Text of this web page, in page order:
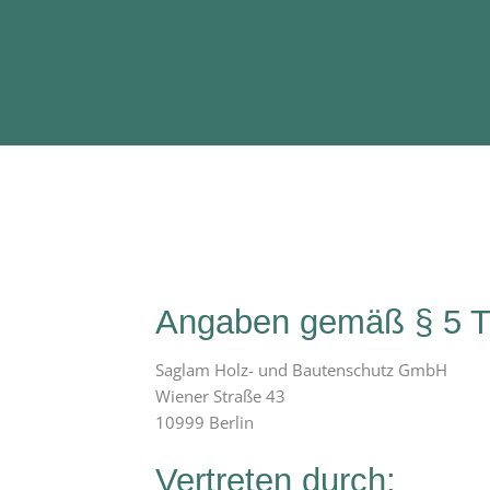
Angaben gemäß § 5
Saglam Holz- und Bautenschutz GmbH
Wiener Straße 43
10999 Berlin
Vertreten durch: